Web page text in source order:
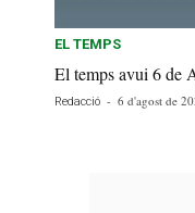
EL TEMPS
El temps avui 6 de
Redacció - 6 d'agost de